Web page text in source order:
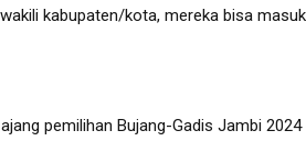
kabupaten/kota, mereka bisa masuk
pemilihan Bujang-Gadis Jambi